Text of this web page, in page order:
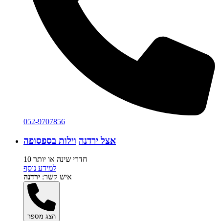
052-9707856
אצל ירדנה וילות בספסופה
10 חדרי שינה או יותר
למידע נוסף
איש קשר: ירדנה
הצג מספר